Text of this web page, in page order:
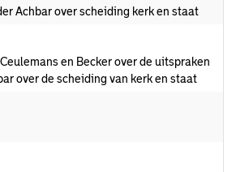
Achbar over scheiding kerk en staat
en Becker over de uitspraken
over de scheiding van kerk en staat